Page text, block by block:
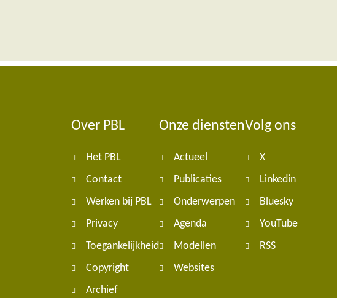
Over PBL
Het PBL
Contact
Werken bij PBL
Privacy
Toegankelijkheid
Copyright
Archief
Onze diensten
Actueel
Publicaties
Onderwerpen
Agenda
Modellen
Websites
Volg ons
X
Linkedin
Bluesky
YouTube
RSS